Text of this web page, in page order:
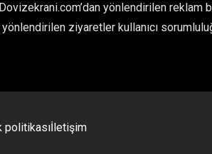
yönlendirilen reklam
ziyaretler kullanıcı
politikasıİletişim